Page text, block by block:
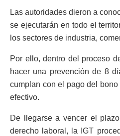
Las autoridades dieron a
se ejecutarán en todo el
los sectores de industria,
Por ello, dentro del proceso
hacer una prevención de 8
cumplan con el pago del
efectivo.
De llegarse a vencer el
derecho laboral, la IGT